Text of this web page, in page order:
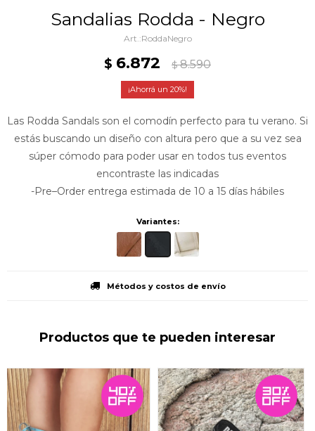
Sandalias Rodda - Negro
RoddaNegro
$ 6.872 $ 8.590
20
Las Rodda Sandals son el comodín perfecto para tu verano. Si
estás buscando un diseño con altura pero que a su vez sea
súper cómodo para poder usar en todos tus eventos
encontraste las indicadas
-Pre–Order entrega estimada de 10 a 15 días hábiles
Variantes:
Métodos y costos de envío
Productos que te pueden interesar